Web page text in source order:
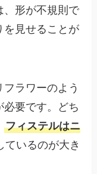
、形が不規則で
を見せることが
ラワーのよう
要です。どち
フィステルはニ
ているのが大き